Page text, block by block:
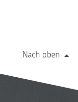
Nach oben